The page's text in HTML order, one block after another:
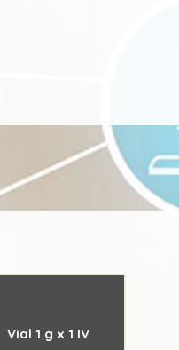
Vial 1 g x 1 IV